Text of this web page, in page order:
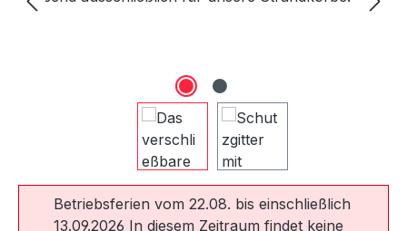
Betriebsferien vom 22.08. bis einschließlich
13.09.2026 In diesem Zeitraum findet keine